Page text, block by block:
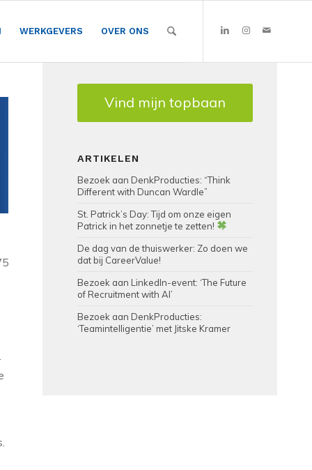
WERKGEVERS OVER ONS
Vind mijn topbaan
ARTIKELEN
Bezoek aan DenkProducties: “Think
Different with Duncan Wardle”
St. Patrick’s Day: Tijd om onze eigen
Patrick in het zonnetje te zetten!
De dag van de thuiswerker: Zo doen we
dat bij CareerValue!
Bezoek aan LinkedIn-event: ‘The Future
of Recruitment with AI’
Bezoek aan DenkProducties:
‘Teamintelligentie’ met Jitske Kramer